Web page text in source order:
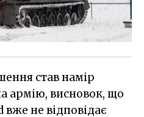
став намір
армію, висновок, що
не відповідає